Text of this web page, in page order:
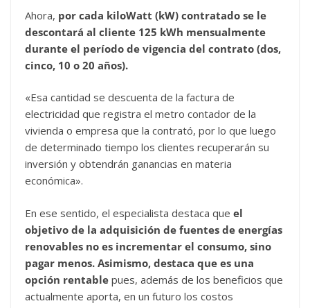
Ahora, por cada kiloWatt (kW) contratado se le
descontará al cliente 125 kWh mensualmente
durante el período de vigencia del contrato (dos,
cinco, 10 o 20 años).
«Esa cantidad se descuenta de la factura de
electricidad que registra el metro contador de la
vivienda o empresa que la contrató, por lo que luego
de determinado tiempo los clientes recuperarán su
inversión y obtendrán ganancias en materia
económica».
En ese sentido, el especialista destaca que el
objetivo de la adquisición de fuentes de energías
renovables no es incrementar el consumo, sino
pagar menos. Asimismo, destaca que es una
opción rentable pues, además de los beneficios que
actualmente aporta, en un futuro los costos